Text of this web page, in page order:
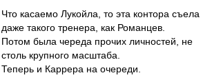
Что касаемо Лукойла, то эта контора съела
даже такого тренера, как Романцев.
Потом была череда прочих личностей, не
столь крупного масштаба.
Теперь и Каррера на очереди.